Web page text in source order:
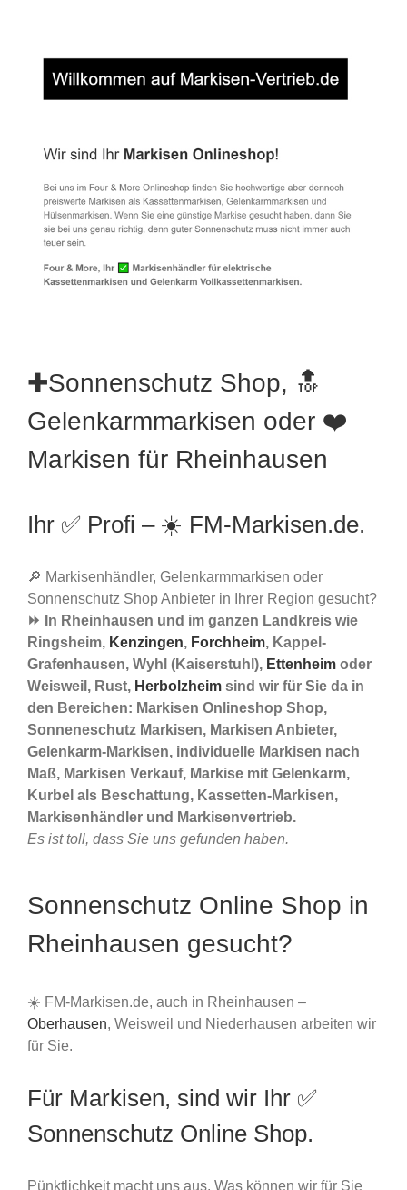
✚Sonnenschutz Shop, 🔝
Gelenkarmmarkisen oder ❤️
Markisen für Rheinhausen
Ihr ✅ Profi – ☀️ FM-Markisen.de.
🔎 Markisenhändler, Gelenkarmmarkisen oder
Sonnenschutz Shop Anbieter in Ihrer Region gesucht?
⏩ In Rheinhausen und im ganzen Landkreis wie
Ringsheim, Kenzingen, Forchheim, Kappel-
Grafenhausen, Wyhl (Kaiserstuhl), Ettenheim oder
Weisweil, Rust, Herbolzheim sind wir für Sie da in
den Bereichen: Markisen Onlineshop Shop,
Sonneneschutz Markisen, Markisen Anbieter,
Gelenkarm-Markisen, individuelle Markisen nach
Maß, Markisen Verkauf, Markise mit Gelenkarm,
Kurbel als Beschattung, Kassetten-Markisen,
Markisenhändler und Markisenvertrieb.
Es ist toll, dass Sie uns gefunden haben.
Sonnenschutz Online Shop in
Rheinhausen gesucht?
☀️ FM-Markisen.de, auch in Rheinhausen –
Oberhausen, Weisweil und Niederhausen arbeiten wir
für Sie.
Für Markisen, sind wir Ihr ✅
Sonnenschutz Online Shop.
Pünktlichkeit macht uns aus. Was können wir für Sie